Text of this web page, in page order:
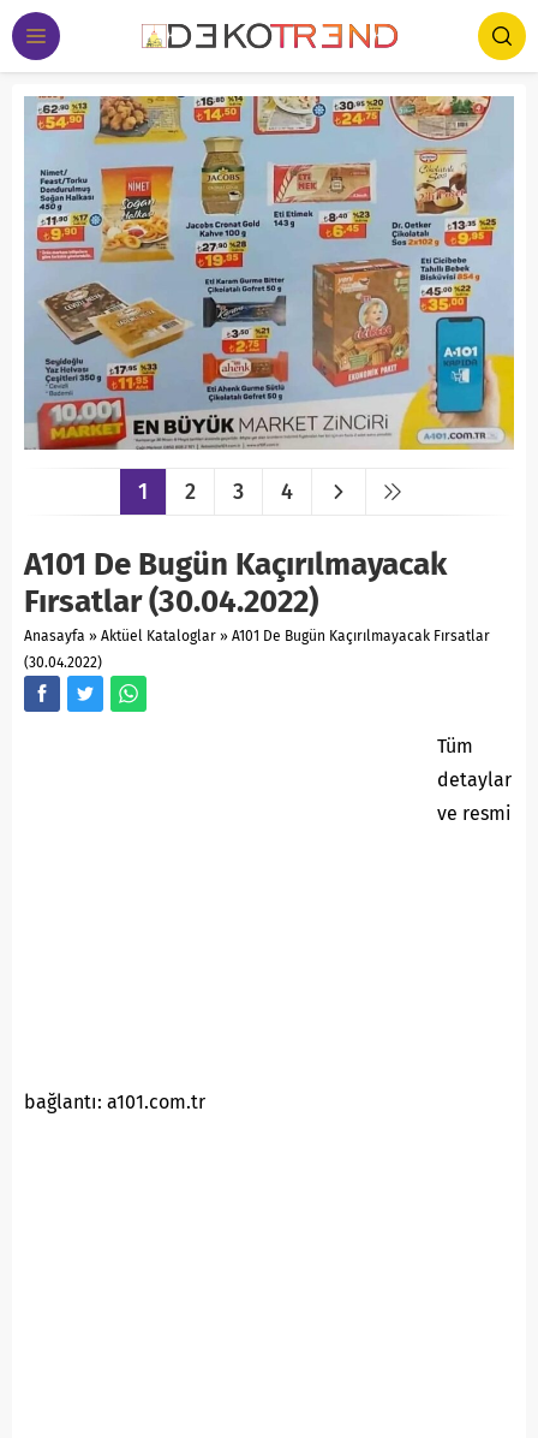
1 2 3 4
A101 De Bugün Kaçırılmayacak
Fırsatlar (30.04.2022)
Anasayfa » Aktüel Kataloglar » A101 De Bugün Kaçırılmayacak Fırsatlar
(30.04.2022)
Tüm
detaylar
ve resmi
bağlantı: a101.com.tr